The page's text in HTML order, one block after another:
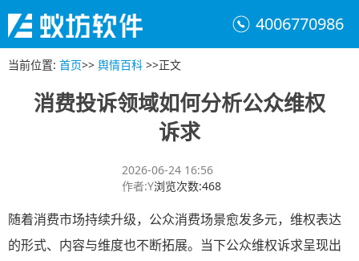
4006770986
当前位置: 首页>> 舆情百科 >>正文
消费投诉领域如何分析公众维权
诉求
2026-06-24 16:56
作者:Y浏览次数:468
随着消费市场持续升级，公众消费场景愈发多元，维权表达
的形式、内容与维度也不断拓展。当下公众维权诉求呈现出